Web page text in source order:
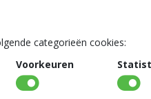
Werk in lagen of groepen
Gebruik bindmateriaal
Let op: alle stelen moeten
categorieën cookies:
Voorkeuren